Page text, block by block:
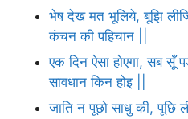
भेष देख मत भूलिये, बूझि
कंचन की पहिचान ||
एक दिन ऐसा होएगा, सब सूँ
सावधान किन होइ ||
जाति न पूछो साधु की, पूछि